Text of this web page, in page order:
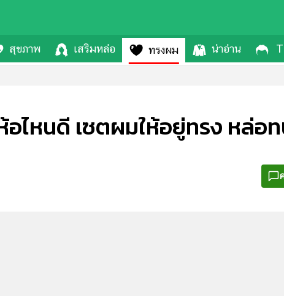
สุขภาพ เสริมหล่อ ทรงผม น่าอ่าน
ไหนดี เซตผมให้อยู่ทรง หล่อ